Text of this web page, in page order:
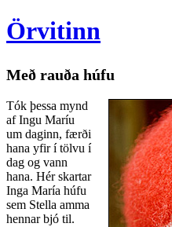
Örvitinn
Með rauða húfu
Tók þessa mynd
af Ingu Maríu
um daginn, færði
hana yfir í tölvu í
dag og vann
hana. Hér skartar
Inga María húfu
sem Stella amma
hennar bjó til.